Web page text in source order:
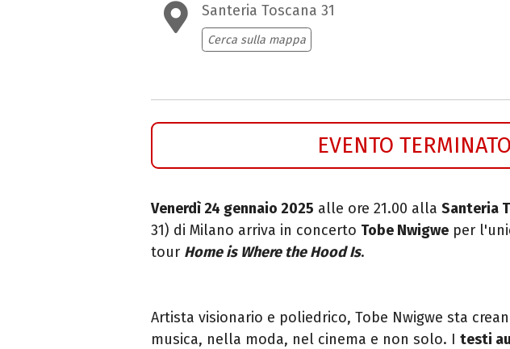
Santeria Toscana 31
Cerca sulla mappa
EVENTO TERMINATO
Venerdì 24 gennaio 2025 alle ore 21.00 alla Santeria
31) di Milano arriva in concerto Tobe Nwigwe per
tour Home is Where the Hood Is.
Artista visionario e poliedrico, Tobe Nwigwe sta
musica, nella moda, nel cinema e non solo. I testi